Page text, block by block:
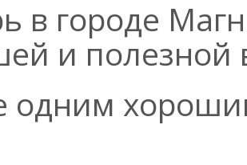
в городе
и полезной
одним